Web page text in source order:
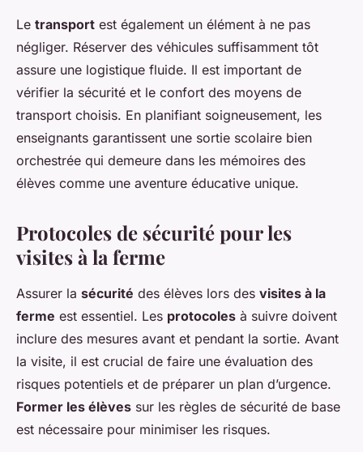
Le transport est également un élément à ne pas
négliger. Réserver des véhicules suffisamment tôt
assure une logistique fluide. Il est important de
vérifier la sécurité et le confort des moyens de
transport choisis. En planifiant soigneusement, les
enseignants garantissent une sortie scolaire bien
orchestrée qui demeure dans les mémoires des
élèves comme une aventure éducative unique.
Protocoles de sécurité pour les
visites à la ferme
Assurer la sécurité des élèves lors des visites à la
ferme est essentiel. Les protocoles à suivre doivent
inclure des mesures avant et pendant la sortie. Avant
la visite, il est crucial de faire une évaluation des
risques potentiels et de préparer un plan d’urgence.
Former les élèves sur les règles de sécurité de base
est nécessaire pour minimiser les risques.